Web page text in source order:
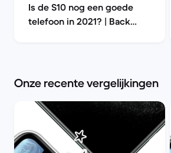
Is de S10 nog een goede
telefoon in 2021? | Back
Onze recente vergelijkingen